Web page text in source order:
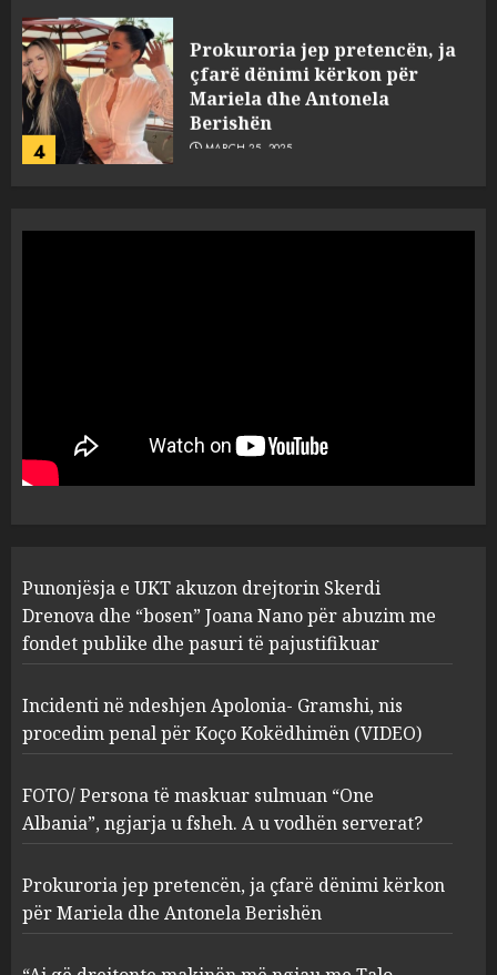
4
Prokuroria jep pretencën, ja
çfarë dënimi kërkon për
Mariela dhe Antonela
Berishën
MARCH 25, 2025
1
“bosen” Joana Nano për
abuzim me fondet publike dhe
pasuri të pajustifikuar
2
Apolonia- Gramshi, nis
procedim penal për Koço
Kokëdhimën (VIDEO)
MARCH 27, 2025
3
FOTO/ Persona të maskuar
sulmuan “One Albania”,
ngjarja u fsheh. A u vodhën
serverat?
MARCH 25, 2025
Prokuroria jep pretencën, ja
çfarë dënimi kërkon për
Punonjësja e UKT akuzon drejtorin Skerdi
Drenova dhe “bosen” Joana Nano për abuzim me
fondet publike dhe pasuri të pajustifikuar
Incidenti në ndeshjen Apolonia- Gramshi, nis
procedim penal për Koço Kokëdhimën (VIDEO)
FOTO/ Persona të maskuar sulmuan “One
Albania”, ngjarja u fsheh. A u vodhën serverat?
Prokuroria jep pretencën, ja çfarë dënimi kërkon
për Mariela dhe Antonela Berishën